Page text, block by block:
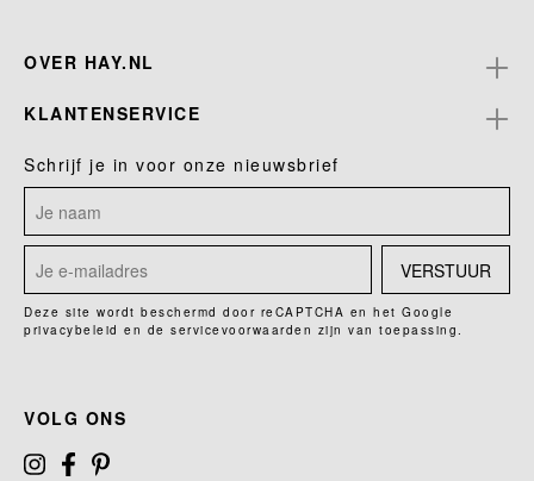
OVER HAY.NL
KLANTENSERVICE
Schrijf je in voor onze nieuwsbrief
VERSTUUR
Deze site wordt beschermd door reCAPTCHA en het Google
privacybeleid en de servicevoorwaarden zijn van toepassing.
VOLG ONS